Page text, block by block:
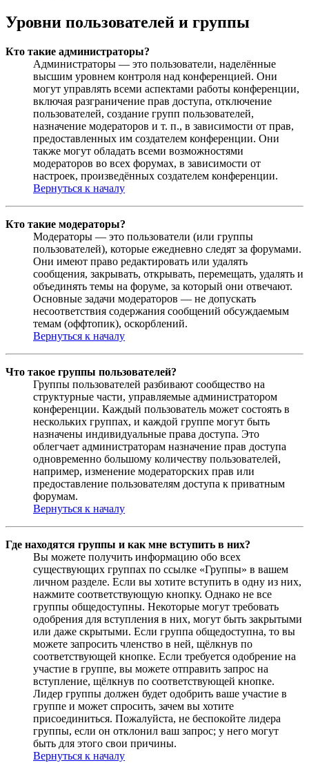
Уровни пользователей и группы
Кто такие администраторы?
Администраторы — это пользователи, наделённые
высшим уровнем контроля над конференцией. Они
могут управлять всеми аспектами работы конференции,
включая разграничение прав доступа, отключение
пользователей, создание групп пользователей,
назначение модераторов и т. п., в зависимости от прав,
предоставленных им создателем конференции. Они
также могут обладать всеми возможностями
модераторов во всех форумах, в зависимости от
настроек, произведённых создателем конференции.
Вернуться к началу
Кто такие модераторы?
Модераторы — это пользователи (или группы
пользователей), которые ежедневно следят за форумами.
Они имеют право редактировать или удалять
сообщения, закрывать, открывать, перемещать, удалять и
объединять темы на форуме, за который они отвечают.
Основные задачи модераторов — не допускать
несоответствия содержания сообщений обсуждаемым
темам (оффтопик), оскорблений.
Вернуться к началу
Что такое группы пользователей?
Группы пользователей разбивают сообщество на
структурные части, управляемые администратором
конференции. Каждый пользователь может состоять в
нескольких группах, и каждой группе могут быть
назначены индивидуальные права доступа. Это
облегчает администраторам назначение прав доступа
одновременно большому количеству пользователей,
например, изменение модераторских прав или
предоставление пользователям доступа к приватным
форумам.
Вернуться к началу
Где находятся группы и как мне вступить в них?
Вы можете получить информацию обо всех
существующих группах по ссылке «Группы» в вашем
личном разделе. Если вы хотите вступить в одну из них,
нажмите соответствующую кнопку. Однако не все
группы общедоступны. Некоторые могут требовать
одобрения для вступления в них, могут быть закрытыми
или даже скрытыми. Если группа общедоступна, то вы
можете запросить членство в ней, щёлкнув по
соответствующей кнопке. Если требуется одобрение на
участие в группе, вы можете отправить запрос на
вступление, щёлкнув по соответствующей кнопке.
Лидер группы должен будет одобрить ваше участие в
группе и может спросить, зачем вы хотите
присоединиться. Пожалуйста, не беспокойте лидера
группы, если он отклонил ваш запрос; у него могут
быть для этого свои причины.
Вернуться к началу